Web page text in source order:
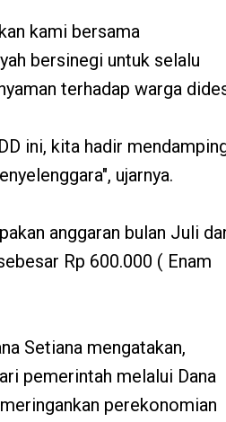
kami bersama
bersinegi untuk selalu
terhadap warga
ini, kita hadir
ujarnya.
anggaran bulan Juli
Rp 600.000 ( Enam
Setiana mengatakan,
pemerintah melalui Dana
perekonomian